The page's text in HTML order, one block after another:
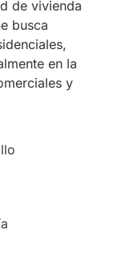
de vivienda
busca
en la
y